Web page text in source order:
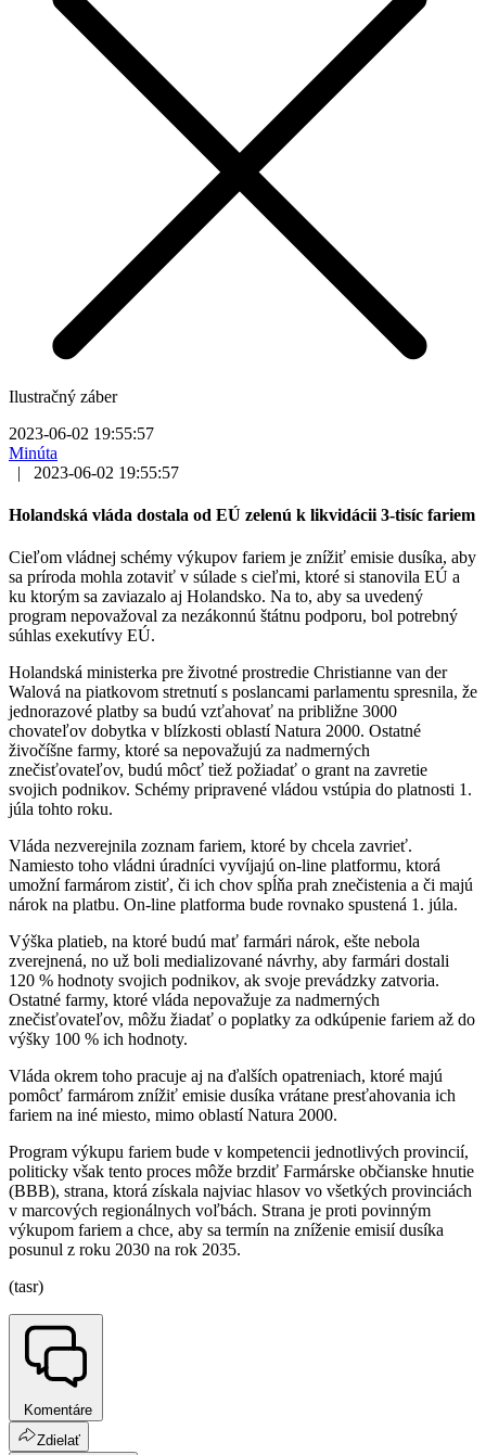
Ilustračný záber
2023-06-02 19:55:57
Minúta
|
2023-06-02 19:55:57
Holandská vláda dostala od EÚ zelenú k likvidácii 3-tisíc fariem
Cieľom vládnej schémy výkupov fariem je znížiť emisie dusíka, aby
sa príroda mohla zotaviť v súlade s cieľmi, ktoré si stanovila EÚ a
ku ktorým sa zaviazalo aj Holandsko. Na to, aby sa uvedený
program nepovažoval za nezákonnú štátnu podporu, bol potrebný
súhlas exekutívy EÚ.
Holandská ministerka pre životné prostredie Christianne van der
Walová na piatkovom stretnutí s poslancami parlamentu spresnila, že
jednorazové platby sa budú vzťahovať na približne 3000
chovateľov dobytka v blízkosti oblastí Natura 2000. Ostatné
živočíšne farmy, ktoré sa nepovažujú za nadmerných
znečisťovateľov, budú môcť tiež požiadať o grant na zavretie
svojich podnikov. Schémy pripravené vládou vstúpia do platnosti 1.
júla tohto roku.
Vláda nezverejnila zoznam fariem, ktoré by chcela zavrieť.
Namiesto toho vládni úradníci vyvíjajú on-line platformu, ktorá
umožní farmárom zistiť, či ich chov spĺňa prah znečistenia a či majú
nárok na platbu. On-line platforma bude rovnako spustená 1. júla.
Výška platieb, na ktoré budú mať farmári nárok, ešte nebola
zverejnená, no už boli medializované návrhy, aby farmári dostali
120 % hodnoty svojich podnikov, ak svoje prevádzky zatvoria.
Ostatné farmy, ktoré vláda nepovažuje za nadmerných
znečisťovateľov, môžu žiadať o poplatky za odkúpenie fariem až do
výšky 100 % ich hodnoty.
Vláda okrem toho pracuje aj na ďalších opatreniach, ktoré majú
pomôcť farmárom znížiť emisie dusíka vrátane presťahovania ich
fariem na iné miesto, mimo oblastí Natura 2000.
Program výkupu fariem bude v kompetencii jednotlivých provincií,
politicky však tento proces môže brzdiť Farmárske občianske hnutie
(BBB), strana, ktorá získala najviac hlasov vo všetkých provinciách
v marcových regionálnych voľbách. Strana je proti povinným
výkupom fariem a chce, aby sa termín na zníženie emisií dusíka
posunul z roku 2030 na rok 2035.
(tasr)
Komentáre
Zdielať